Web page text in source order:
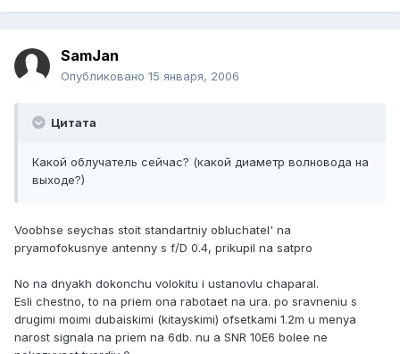
SamJan
Опубликовано 15 января, 2006
Цитата
Какой облучатель сейчас? (какой диаметр волновода на
выходе?)
Voobhse seychas stoit standartniy obluchatel' na
pryamofokusnye antenny s f/D 0.4, prikupil na satpro
No na dnyakh dokonchu volokitu i ustanovlu chaparal.
Esli chestno, to na priem ona rabotaet na ura. po sravneniu s
drugimi moimi dubaiskimi (kitayskimi) ofsetkami 1.2m u menya
narost signala na priem na 6db. nu a SNR 10E6 bolee ne